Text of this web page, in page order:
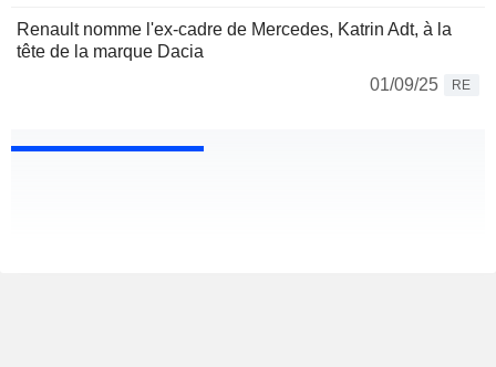
Renault nomme l'ex-cadre de Mercedes, Katrin Adt, à la
tête de la marque Dacia
01/09/25
RE